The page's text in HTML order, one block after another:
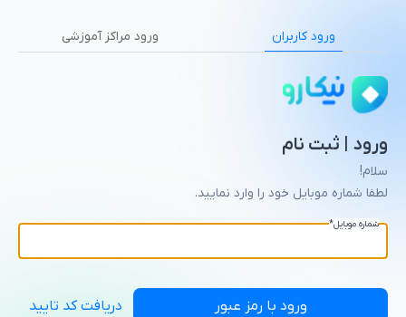
ورود کاربران ورود مراکز آموزشی
ورود | ثبت نام
سلام!
لطفا شماره موبایل خود را وارد نمایید.
شماره موبایل*
دریافت کد تایید ورود با رمز عبور